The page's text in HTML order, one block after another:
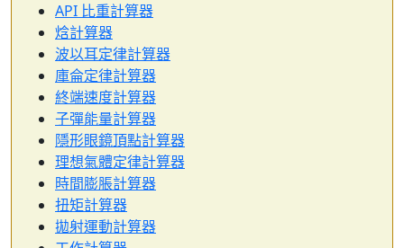
API 比重計算器
焓計算器
波以耳定律計算器
庫侖定律計算器
終端速度計算器
子彈能量計算器
隱形眼鏡頂點計算器
理想氣體定律計算器
時間膨脹計算器
扭矩計算器
拋射運動計算器